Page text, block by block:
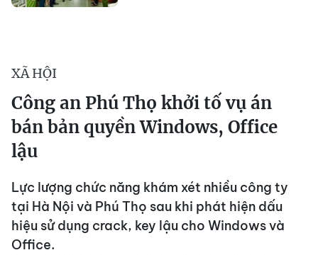
XÃ HỘI
Công an Phú Thọ khởi tố vụ án
bán bản quyền Windows, Office
lậu
Lực lượng chức năng khám xét nhiều công ty
tại Hà Nội và Phú Thọ sau khi phát hiện dấu
hiệu sử dụng crack, key lậu cho Windows và
Office.